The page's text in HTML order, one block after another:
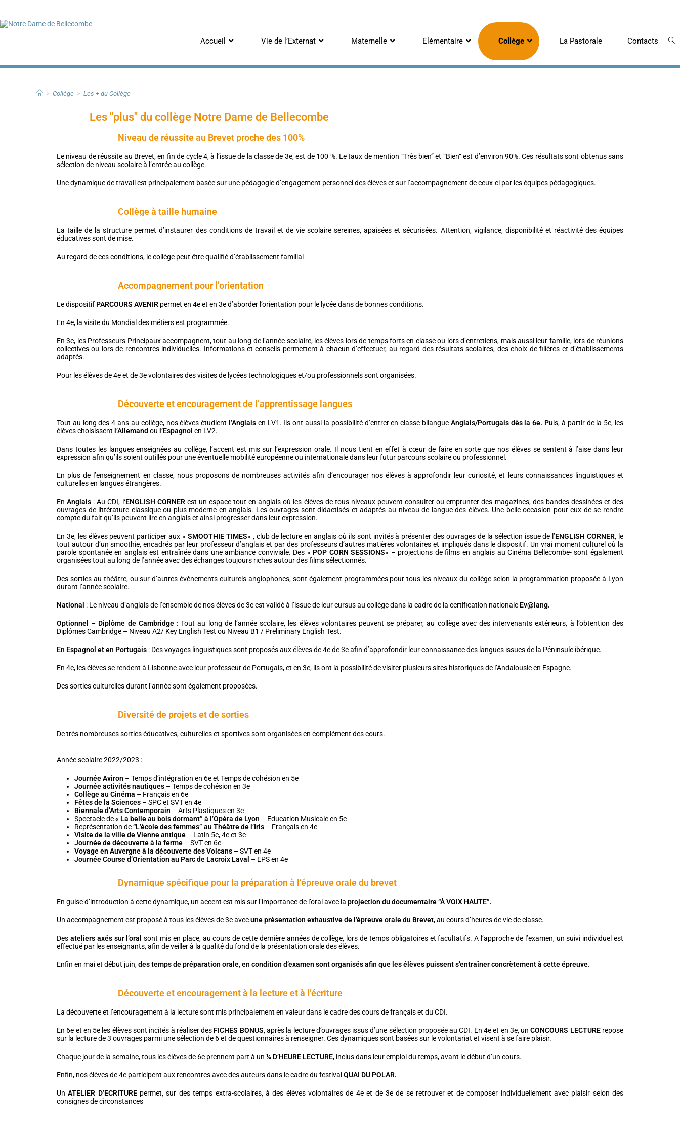
Accueil Vie de l’Externat Maternelle Elémentaire Collège La Pastorale Contacts
> Collège > Les + du Collège
Les "plus" du collège Notre Dame de Bellecombe
Niveau de réussite au Brevet proche des 100%
Le niveau de réussite au Brevet, en fin de cycle 4, à l’issue de la classe de 3e, est de 100 %. Le taux de mention “Très bien” et “Bien“ est d’environ 90%. Ces résultats sont obtenus sans
sélection de niveau scolaire à l’entrée au collège.
Une dynamique de travail est principalement basée sur une pédagogie d’engagement personnel des élèves et sur l’accompagnement de ceux-ci par les équipes pédagogiques.
Collège à taille humaine
La taille de la structure permet d’instaurer des conditions de travail et de vie scolaire sereines, apaisées et sécurisées. Attention, vigilance, disponibilité et réactivité des équipes
éducatives sont de mise.
Au regard de ces conditions, le collège peut être qualifié d’établissement familial
Accompagnement pour l’orientation
Le dispositif PARCOURS AVENIR permet en 4e et en 3e d’aborder l’orientation pour le lycée dans de bonnes conditions.
En 4e, la visite du Mondial des métiers est programmée.
En 3e, les Professeurs Principaux accompagnent, tout au long de l’année scolaire, les élèves lors de temps forts en classe ou lors d’entretiens, mais aussi leur famille, lors de réunions
collectives ou lors de rencontres individuelles. Informations et conseils permettent à chacun d’effectuer, au regard des résultats scolaires, des choix de filières et d’établissements
adaptés.
Pour les élèves de 4e et de 3e volontaires des visites de lycées technologiques et/ou professionnels sont organisées.
Découverte et encouragement de l’apprentissage langues
Tout au long des 4 ans au collège, nos élèves étudient l’Anglais en LV1. Ils ont aussi la possibilité d’entrer en classe bilangue Anglais/Portugais dès la 6e. Puis, à partir de la 5e, les
élèves choisissent l’Allemand ou l’Espagnol en LV2.
Dans toutes les langues enseignées au collège, l’accent est mis sur l’expression orale. Il nous tient en effet à cœur de faire en sorte que nos élèves se sentent à l’aise dans leur
expression afin qu’ils soient outillés pour une éventuelle mobilité européenne ou internationale dans leur futur parcours scolaire ou professionnel.
En plus de l’enseignement en classe, nous proposons de nombreuses activités afin d’encourager nos élèves à approfondir leur curiosité, et leurs connaissances linguistiques et
culturelles en langues étrangères.
EnAnglais : Au CDI, l ‘ENGLISH CORNERest un espace tout en anglais où les élèves de tous niveaux peuvent consulter ou emprunter des magazines, des bandes dessinées et des
ouvrages de littérature classique ou plus moderne en anglais. Les ouvrages sont didactisés et adaptés au niveau de langue des élèves. Une belle occasion pour eux de se rendre
compte du fait qu’ils peuvent lire en anglais et ainsi progresser dans leur expression.
En 3e, les élèves peuvent participer aux « SMOOTHIE TIMES« , club de lecture en anglais où ils sont invités à présenter des ouvrages de la sélection issue de l’ENGLISH CORNER, le
tout autour d’un smoothie, encadrés par leur professeur d’anglais et par des professeurs d’autres matières volontaires et impliqués dans le dispositif. Un vrai moment culturel où la
parole spontanée en anglais est entraînée dans une ambiance conviviale. Des « POP CORN SESSIONS« – projections de films en anglais au Cinéma Bellecombe- sont également
organisées tout au long de l’année avec des échanges toujours riches autour des films sélectionnés.
Des sorties au théâtre, ou sur d’autres évènements culturels anglophones, sont également programmées pour tous les niveaux du collège selon la programmation proposée à Lyon
durant l’année scolaire.
National : Le niveau d’anglais de l’ensemble de nos élèves de 3e est validé à l’issue de leur cursus au collège dans la cadre de la certification nationale Ev@lang.
Optionnel – Diplôme de Cambridge: Tout au long de l’année scolaire, les élèves volontaires peuvent se préparer, au collège avec des intervenants extérieurs, à l’obtention des
Diplômes Cambridge – Niveau A2/ Key English Test ou Niveau B1 / Preliminary English Test.
En Espagnol et en Portugais : Des voyages linguistiques sont proposés aux élèves de 4e de 3e afin d’approfondir leur connaissance des langues issues de la Péninsule ibérique.
En 4e, les élèves se rendent à Lisbonne avec leur professeur de Portugais, et en 3e, ils ont la possibilité de visiter plusieurs sites historiques de l’Andalousie en Espagne.
Des sorties culturelles durant l’année sont également proposées.
Diversité de projets et de sorties
De très nombreuses sorties éducatives, culturelles et sportives sont organisées en complément des cours.
Année scolaire 2022/2023 :
Journée Aviron – Temps d’intégration en 6e et Temps de cohésion en 5e
Journée activités nautiques – Temps de cohésion en 3e
Collège au Cinéma – Français en 6e
Fêtes de la Sciences – SPC et SVT en 4e
Biennale d’Arts Contemporain – Arts Plastiques en 3e
Spectacle de« La belle au bois dormant” à l’Opéra de Lyon – Education Musicale en 5e
Représentation de“L’école des femmes” au Théâtre de l’Iris – Français en 4e
Visite de la ville de Vienne antique – Latin 5e, 4e et 3e
Journée de découverte à la ferme – SVT en 6e
Voyage en Auvergne à la découverte des Volcans – SVT en 4e
Journée Course d’Orientation au Parc de Lacroix Laval – EPS en 4e
Dynamique spécifique pour la préparation à l’épreuve orale du brevet
En guise d’introduction à cette dynamique, un accent est mis sur l’importance de l’oral avec la projection du documentaire “À VOIX HAUTE”.
Un accompagnement est proposé à tous les élèves de 3e avecune présentation exhaustive de l’épreuve orale du Brevet, au cours d’heures de vie de classe.
Des ateliers axés sur l’oralsont mis en place, au cours de cette dernière années de collège, lors de temps obligatoires et facultatifs. A l’approche de l’examen, un suivi individuel est
effectué par les enseignants, afin de veiller à la qualité du fond de la présentation orale des élèves.
Enfin en mai et début juin,des temps de préparation orale, en condition d’examen sont organisés afin que les élèves puissent s’entraîner concrètement à cette épreuve.
Découverte et encouragement à la lecture et à l’écriture
La découverte et l’encouragement à la lecture sont mis principalement en valeur dans le cadre des cours de français et du CDI.
En 6e et en 5e les élèves sont incités à réaliser des FICHES BONUS, après la lecture d’ouvrages issus d’une sélection proposée au CDI. En 4e et en 3e, unCONCOURS LECTURErepose
sur la lecture de 3 ouvrages parmi une sélection de 6 et de questionnaires à renseigner. Ces dynamiques sont basées sur le volontariat et visent à se faire plaisir.
Chaque jour de la semaine, tous les élèves de 6e prennent part à un ¼ D’HEURE LECTURE, inclus dans leur emploi du temps, avant le début d’un cours.
Enfin, nos élèves de 4e participent aux rencontres avec des auteurs dans le cadre du festival QUAI DU POLAR.
UnATELIER D’ECRITUREpermet, sur des temps extra-scolaires, à des élèves volontaires de 4e et de 3e de se retrouver et de composer individuellement avec plaisir selon des
consignes de circonstances